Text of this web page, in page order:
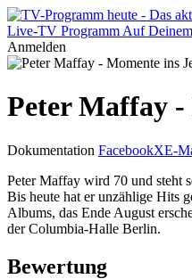
Live-TV Programm Auf
Anmelden
Peter Maffay
Dokumentation FacebookXE-
Peter Maffay wird 70 und steht
Bis heute hat er unzählige Hits
Albums, das Ende August
der Columbia-Halle Berlin.
Bewertung